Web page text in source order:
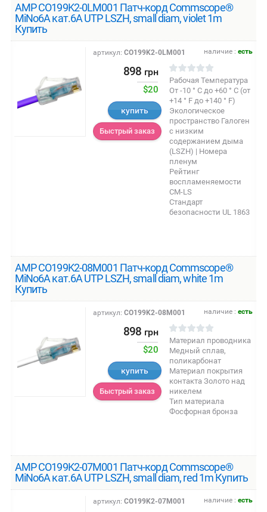
AMP CO199K2-0LM001 Патч-корд Commscope®
MiNo6A кат.6A UTP LSZH, small diam, violet 1m
Купить
наличие :есть
артикул: CO199K2-0LM001
898 грн
$20
купить
Быстрый заказ
Рабочая Температура
От -10 ° C до +60 ° C (от
+14 ° F до +140 ° F)
Экологическое
пространство Галоген
с низким
содержанием дыма
(LSZH) | Номера
пленум
Рейтинг
воспламеняемости
CM-LS
Стандарт
безопасности UL 1863
AMP CO199K2-08M001 Патч-корд Commscope®
MiNo6A кат.6A UTP LSZH, small diam, white 1m
Купить
наличие :есть
артикул: CO199K2-08M001
898 грн
$20
купить
Быстрый заказ
Материал проводника
Медный сплав,
поликарбонат
Материал покрытия
контакта Золото над
никелем
Тип материала
Фосфорная бронза
AMP CO199K2-07M001 Патч-корд Commscope®
MiNo6A кат.6A UTP LSZH, small diam, red 1m Купить
наличие :есть
артикул: CO199K2-07M001